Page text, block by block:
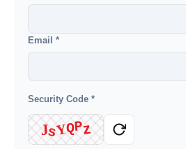
Email *
Security Code *
JsYQPz